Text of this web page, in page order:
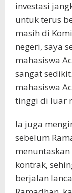
investasi
untuk terus
masih di
negeri, saya
mahasiswa
sangat
mahasiswa
tinggi di luar
Ia juga
sebelum
kontrak,
berjalan